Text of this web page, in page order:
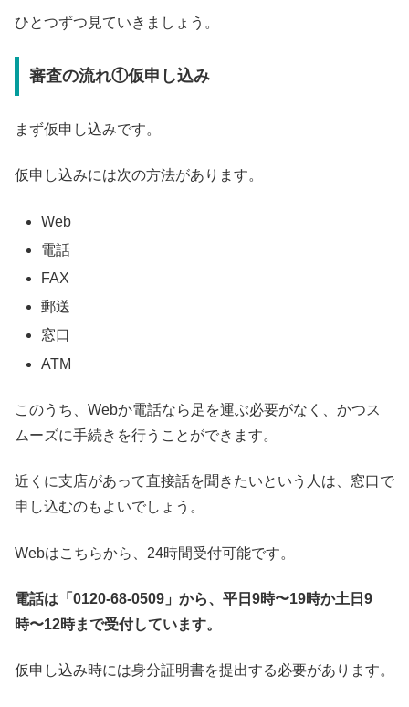
ひとつずつ見ていきましょう。
審査の流れ①仮申し込み
まず仮申し込みです。
仮申し込みには次の方法があります。
Web
電話
FAX
郵送
窓口
ATM
このうち、Webか電話なら足を運ぶ必要がなく、かつス
ムーズに手続きを行うことができます。
近くに支店があって直接話を聞きたいという人は、窓口で
申し込むのもよいでしょう。
Webはこちらから、24時間受付可能です。
電話は「0120-68-0509」から、平日9時〜19時か土日9
時〜12時まで受付しています。
仮申し込み時には身分証明書を提出する必要があります。